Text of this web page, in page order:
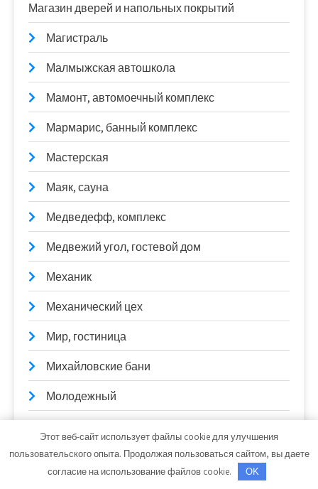
Магазин дверей и напольных покрытий
Магистраль
Малмыжская автошкола
Мамонт, автомоечный комплекс
Мармарис, банный комплекс
Мастерская
Маяк, сауна
Медведефф, комплекс
Медвежий угол, гостевой дом
Механик
Механический цех
Мир, гостиница
Михайловские бани
Молодежный
комплекс
Морские бани&SPA
Этот веб-сайт использует файлы cookie для улучшения
пользовательского опыта. Продолжая пользоваться сайтом, вы даете
согласие на использование файлов cookie.
OK